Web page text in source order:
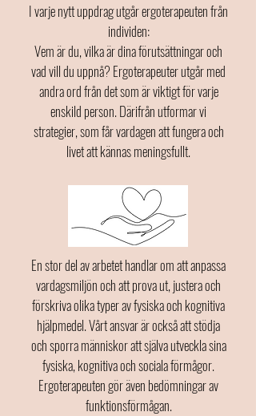
I varje nytt uppdrag utgår ergoterapeuten från
individen:
Vem är du, vilka är dina förutsättningar och
vad vill du uppnå? Ergoterapeuter utgår med
andra ord från det som är viktigt för varje
enskild person. Därifrån utformar vi
strategier, som får vardagen att fungera och
livet att kännas meningsfullt.
En stor del av arbetet handlar om att anpassa
vardagsmiljön och att prova ut, justera och
förskriva olika typer av fysiska och kognitiva
hjälpmedel. Vårt ansvar är också att stödja
och sporra människor att själva utveckla sina
fysiska, kognitiva och sociala förmågor.
Ergoterapeuten gör även bedömningar av
funktionsförmågan.